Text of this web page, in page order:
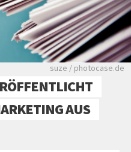
Viele Zeitungen.
suze / photocase.de
AUS